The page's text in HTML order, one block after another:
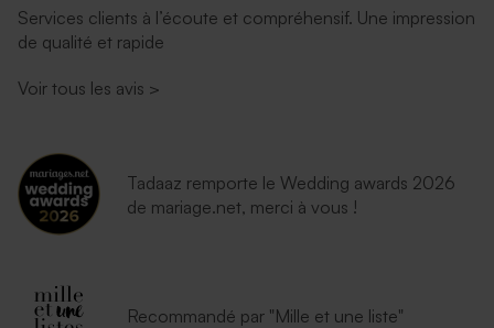
Services clients à l’écoute et compréhensif. Une impression
de qualité et rapide
Voir tous les avis >
Tadaaz remporte le Wedding awards 2026
de mariage.net, merci à vous !
Recommandé par "Mille et une liste"